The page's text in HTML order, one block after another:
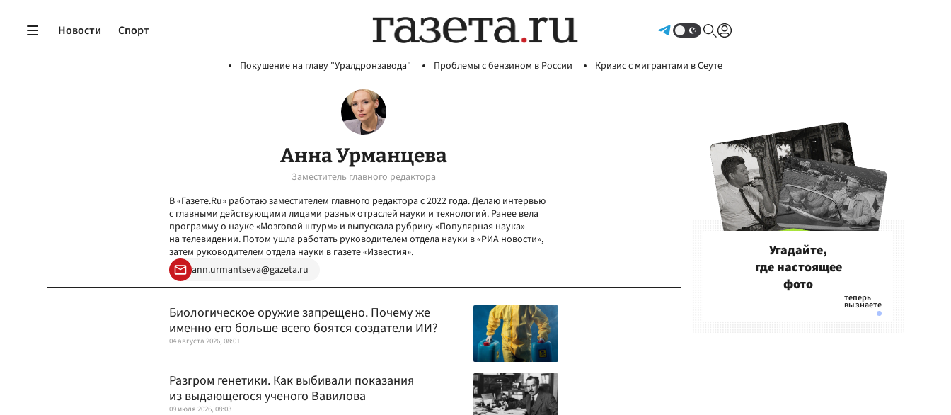
Новости Спорт
Покушение на главу "Уралдронзавода" Проблемы с бензином в России Кризис с мигрантами в Сеуте
Анна Урманцева
Заместитель главного редактора
В «Газете.Ru» работаю заместителем главного редактора с 2022 года. Делаю интервью
с главными действующими лицами разных отраслей науки и технологий. Ранее вела
программу о науке «Мозговой штурм» и выпускала рубрику «Популярная наука»
на телевидении. Потом ушла работать руководителем отдела науки в «РИА новости»,
затем руководителем отдела науки в газете «Известия».
ann.urmantseva@gazeta.ru
Биологическое оружие запрещено. Почему же
именно его больше всего боятся создатели ИИ?
04 августа 2026, 08:01
Разгром генетики. Как выбивали показания
из выдающегося ученого Вавилова
09 июля 2026, 08:03
Угадайте,
где настоящее
фото